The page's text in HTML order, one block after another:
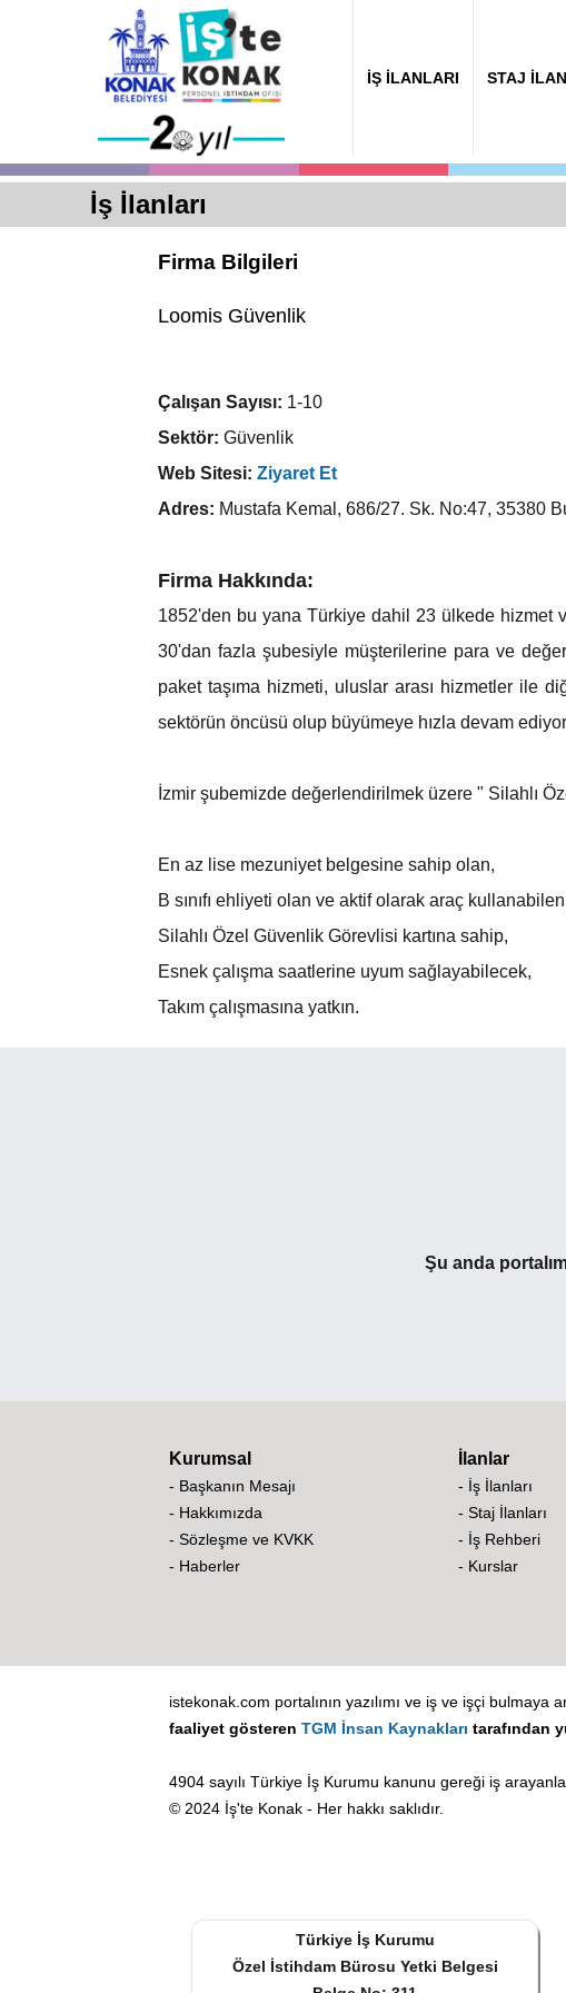
İŞ İLANLARI STAJ
İş İlanları
Firma Bilgileri
Loomis Güvenlik
Çalışan Sayısı: 1-10
Sektör: Güvenlik
Web Sitesi: Ziyaret Et
Adres: Mustafa Kemal, 686/27. Sk. No:47, 35380
Firma Hakkında:
1852'den bu yana Türkiye dahil 23 ülkede hizmet
30'dan fazla şubesiyle müşterilerine para ve
paket taşıma hizmeti, uluslar arası hizmetler ile
sektörün öncüsü olup büyümeye hızla devam
İzmir şubemizde değerlendirilmek üzere " Silahlı
En az lise mezuniyet belgesine sahip olan,
B sınıfı ehliyeti olan ve aktif olarak araç
Silahlı Özel Güvenlik Görevlisi kartına sahip,
Esnek çalışma saatlerine uyum sağlayabilecek,
Takım çalışmasına yatkın.
Şu anda
Kurumsal
- Başkanın Mesajı
- Hakkımızda
- Sözleşme ve KVKK
- Haberler
İlanlar
- İş İlanları
- Staj İlanları
- İş Rehberi
- Kurslar
istekonak.com portalının yazılımı ve iş ve işçi bulmaya
faaliyet gösteren TGM İnsan Kaynakları tarafından
4904 sayılı Türkiye İş Kurumu kanunu gereği iş
© 2024 İş'te Konak - Her hakkı saklıdır.
Türkiye İş Kurumu
Özel İstihdam Bürosu Yetki Belgesi